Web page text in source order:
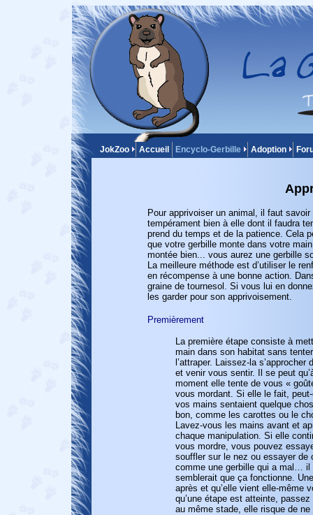
JokZoo Accueil Encyclo-Gerbille Adoption
Pour apprivoiser un animal, il faut
tempérament bien à elle dont il faudra
prend du temps et de la patience. Cela
que votre gerbille monte dans votre
montée bien... vous aurez une gerbille
La meilleure méthode est d’utiliser le
en récompense à une bonne action.
graine de tournesol. Si vous lui en
les garder pour son apprivoisement.
Premièrement
La première étape consiste à
main dans son habitat sans
l’attraper. Laissez-la s’approcher
et venir vous sentir. Il se peut
moment elle tente de vous «
vous mordant. Si elle le fait,
vos mains sentaient quelque
bon, comme les carottes ou le
Lavez-vous les mains avant et
chaque manipulation. Si elle
vous mordre, vous pouvez
souffler sur le nez ou essayer de
comme une gerbille qui a mal… il
semblerait que ça fonctionne.
après et qu’elle vient elle-même
qu’une étape est atteinte,
au même stade, elle risque de